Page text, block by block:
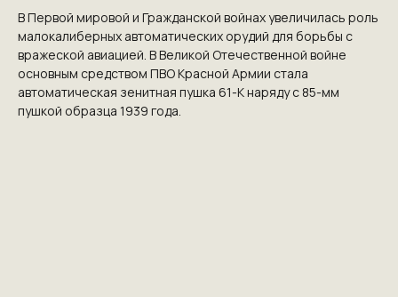
В Первой мировой и Гражданской войнах увеличилась роль
малокалиберных автоматических орудий для борьбы с
вражеской авиацией. В Великой Отечественной войне
основным средством ПВО Красной Армии стала
автоматическая зенитная пушка 61-К наряду с 85-мм
пушкой образца 1939 года.